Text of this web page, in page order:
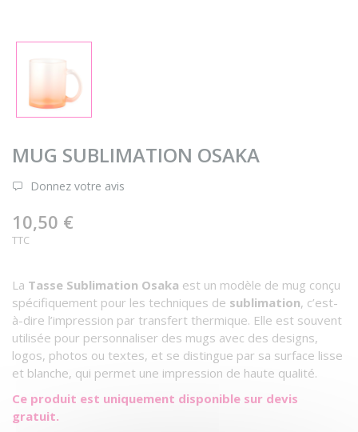
MUG SUBLIMATION OSAKA
Donnez votre avis
10,50 €
TTC
La Tasse Sublimation Osaka est un modèle de mug conçu
spécifiquement pour les techniques de sublimation, c’est-
à-dire l’impression par transfert thermique. Elle est souvent
utilisée pour personnaliser des mugs avec des designs,
logos, photos ou textes, et se distingue par sa surface lisse
et blanche, qui permet une impression de haute qualité.
Ce produit est uniquement disponible sur devis
gratuit.